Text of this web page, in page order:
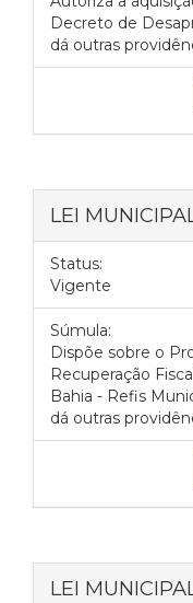
Decreto de
dá outras
LEI
Status:
Vigente
Súmula:
Dispõe sobre o
Recuperação
Bahia - Refis
dá outras
LEI